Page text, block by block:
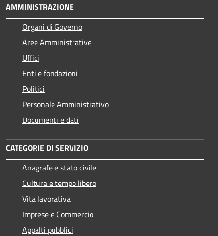
AMMINISTRAZIONE
Organi di Governo
Aree Amministrative
Uffici
Enti e fondazioni
Politici
Personale Amministrativo
Documenti e dati
CATEGORIE DI SERVIZIO
Anagrafe e stato civile
Cultura e tempo libero
Vita lavorativa
Imprese e Commercio
Appalti pubblici